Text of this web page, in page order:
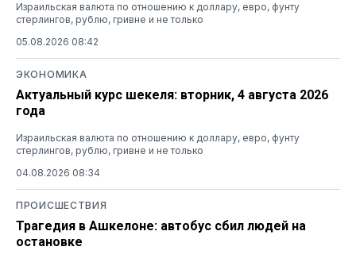
Израильская валюта по отношению к доллару, евро, фунту
стерлингов, рублю, гривне и не только
05.08.2026 08:42
ЭКОНОМИКА
Актуальный курс шекеля: вторник, 4 августа 2026
года
Израильская валюта по отношению к доллару, евро, фунту
стерлингов, рублю, гривне и не только
04.08.2026 08:34
ПРОИСШЕСТВИЯ
Трагедия в Ашкелоне: автобус сбил людей на
остановке